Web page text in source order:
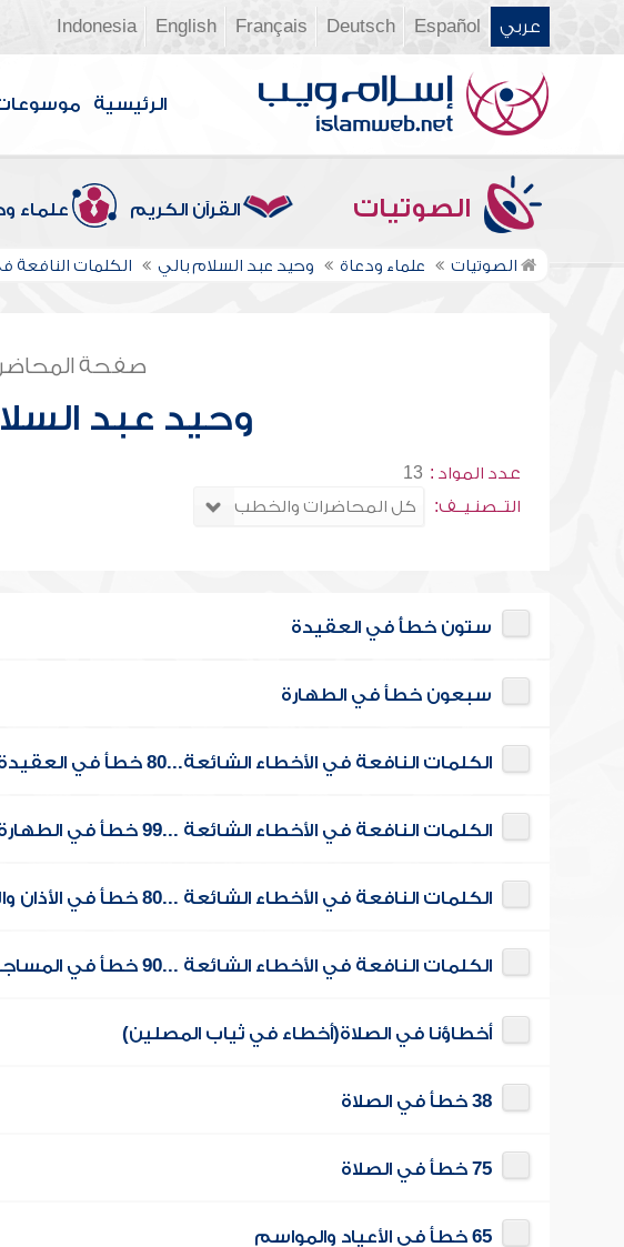
عربي Español
Deutsch
Français
English
Indonesia
الرئيسية
الصوتيات القرآن الكريم علماء
الصوتيات علماء ودعاة وحيد عبد السلام بالي الكلمات النافعة
صفحة المحاضر
وحيد عبد
عدد المواد : 13
التــصنـيــف:
ستون خطأً في العقيدة
سبعون خطأ في الطهارة
الكلمات النافعة في الأخطاء الشائعة...80 خطأ في العقيدة
الكلمات النافعة في الأخطاء الشائعة ...99 خطأ في الطهارة
الكلمات النافعة في الأخطاء الشائعة ...80 خطأ في الأذان والإقامة
الكلمات النافعة في الأخطاء الشائعة ...90 خطأ في المساجد
أخطاؤنا في الصلاة(أخطاء في ثياب المصلين)
38 خطأ في الصلاة
75 خطأ في الصلاة
65 خطأ في الأعياد والمواسم